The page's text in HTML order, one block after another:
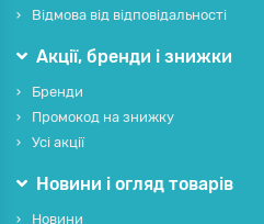
Відмова від відповідальності
Акції, бренди і знижки
Бренди
Промокод на знижку
Усі акції
Новини і огляд товарів
Новини